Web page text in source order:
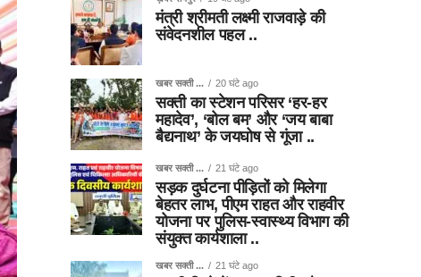
मंत्री श्रीमती लक्ष्मी राजवाड़े की
संवेदनशील पहल ..
खबर सक्ती ... 20 घंटे ago
सक्ती का स्टेशन परिसर ‘हर-हर
महादेव’, ‘बोल बम’ और ‘जय बाबा
बैद्यनाथ’ के जयघोष से गूंजा ..
खबर सक्ती ... 21 घंटे ago
सड़क दुर्घटना पीड़ितों को मिलेगा
बेहतर लाभ, पीएम राहत और राहवीर
योजना पर पुलिस-स्वास्थ्य विभाग की
संयुक्त कार्यशाला ..
खबर सक्ती ... 21 घंटे ago